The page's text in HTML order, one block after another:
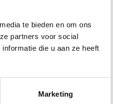
te bieden en om ons
partners voor social
die u aan ze heeft
Marketing